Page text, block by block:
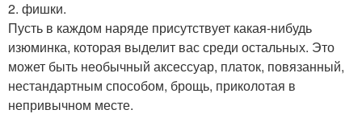
2. фишки.
Пусть в каждом наряде присутствует какая-нибудь
изюминка, которая выделит вас среди остальных. Это
может быть необычный аксессуар, платок, повязанный,
нестандартным способом, брощь, приколотая в
непривычном месте.